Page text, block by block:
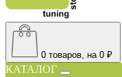
0 товаров, на 0 ₽
КАТАЛОГ